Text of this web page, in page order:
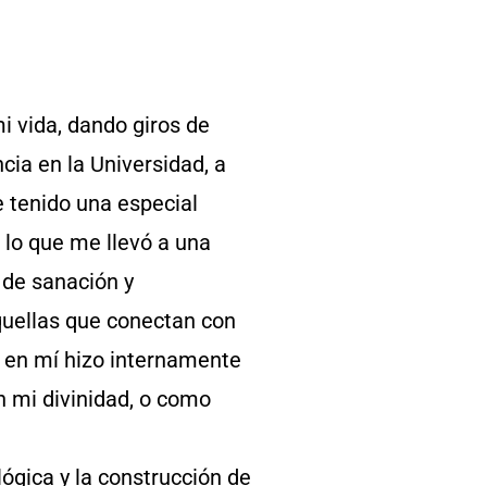
vida, dando giros de
en la Universidad, a
una especial
que me llevó a una
sanación y
que conectan con
mí hizo internamente
mi divinidad, o como
y la construcción de